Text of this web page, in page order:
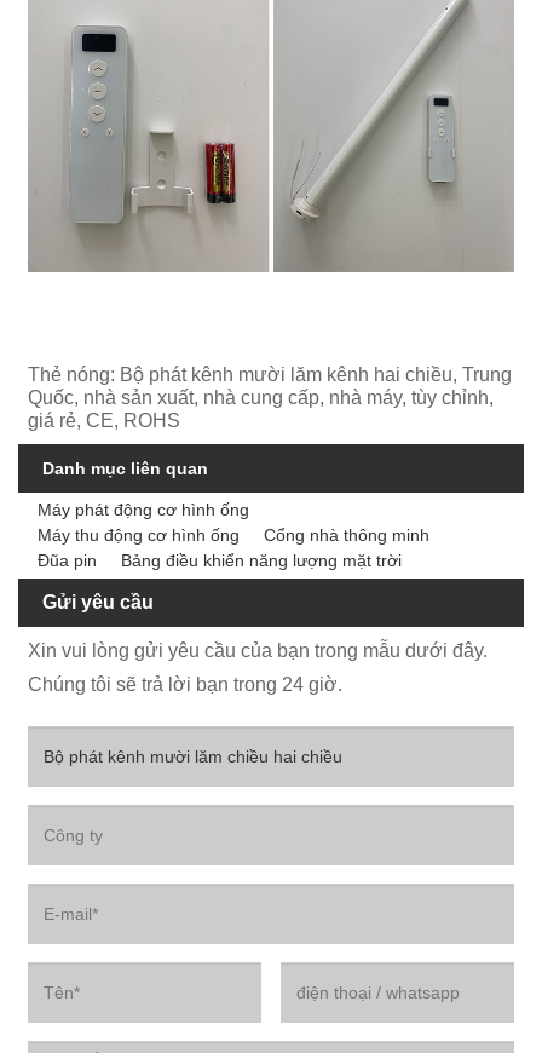
Thẻ nóng: Bộ phát kênh mười lăm kênh hai chiều, Trung
Quốc, nhà sản xuất, nhà cung cấp, nhà máy, tùy chỉnh,
giá rẻ, CE, ROHS
Danh mục liên quan
Máy phát động cơ hình ống
Máy thu động cơ hình ống
Cổng nhà thông minh
Đũa pin
Bảng điều khiển năng lượng mặt trời
Gửi yêu cầu
Xin vui lòng gửi yêu cầu của bạn trong mẫu dưới đây.
Chúng tôi sẽ trả lời bạn trong 24 giờ.